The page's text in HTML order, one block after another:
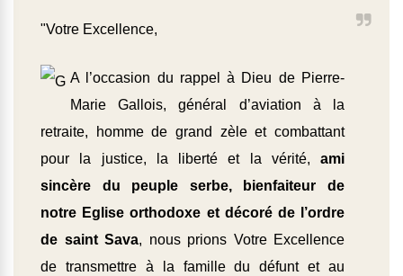
"Votre Excellence,
A l’occasion du rappel à Dieu de Pierre-
Marie Gallois, général d’aviation à la
retraite, homme de grand zèle et combattant
pour la justice, la liberté et la vérité, ami
sincère du peuple serbe, bienfaiteur de
notre Eglise orthodoxe et décoré de l’ordre
de saint Sava, nous prions Votre Excellence
de transmettre à la famille du défunt et au